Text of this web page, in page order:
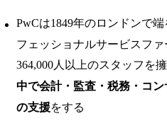
PwCは1849年のロンドンで
フェッショナルサービスフ
364,000人以上のスタッフを擁
中で会計・監査・税務・コ
の支援をする